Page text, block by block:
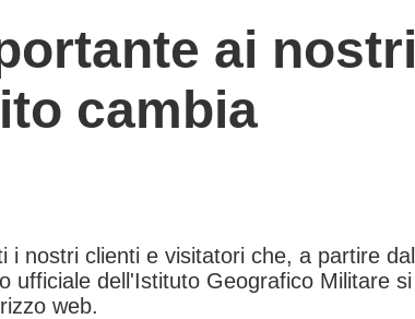
ai nostri
cambia
i nostri clienti e visitatori che, a partire dal
ufficiale dell'Istituto Geografico Militare si
web.